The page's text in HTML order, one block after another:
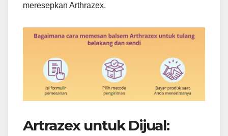
meresepkan Arthrazex.
Artrazex untuk Dijual: